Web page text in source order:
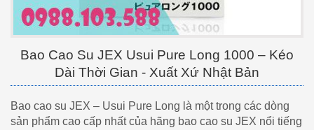
Bao Cao Su JEX Usui Pure Long 1000 – Kéo
Dài Thời Gian - Xuất Xứ Nhật Bản
Bao cao su JEX – Usui Pure Long là một trong các dòng
sản phẩm cao cấp nhất của hãng bao cao su JEX nổi tiếng